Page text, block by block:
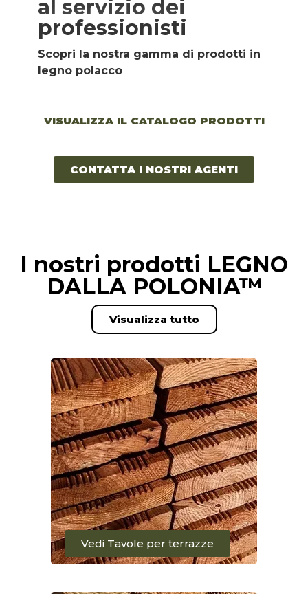
al servizio dei
professionisti
Scopri la nostra gamma di prodotti in
legno polacco
VISUALIZZA IL CATALOGO PRODOTTI
CONTATTA I NOSTRI AGENTI
I nostri prodotti LEGNO
DALLA POLONIA™
Visualizza tutto
Vedi Tavole per terrazze